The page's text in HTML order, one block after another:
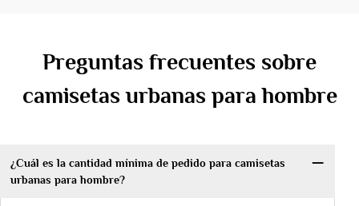
Preguntas frecuentes sobre
camisetas urbanas para hombre
¿Cuál es la cantidad mínima de pedido para camisetas
urbanas para hombre?